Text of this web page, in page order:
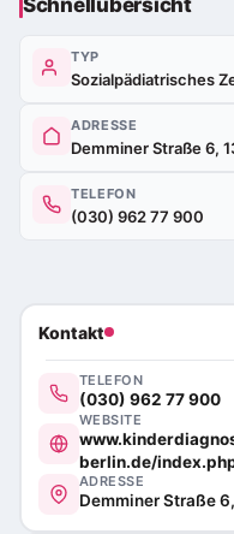
Schnellübersicht
TYP
Sozialpädiatrisches
ADRESSE
Demminer Straße 6,
TELEFON
(030) 962 77 900
Kontakt
TELEFON
(030) 962 77 900
WEBSITE
berlin.de/
ADRESSE
Demminer Straße